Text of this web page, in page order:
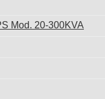
Mod. 20-300KVA